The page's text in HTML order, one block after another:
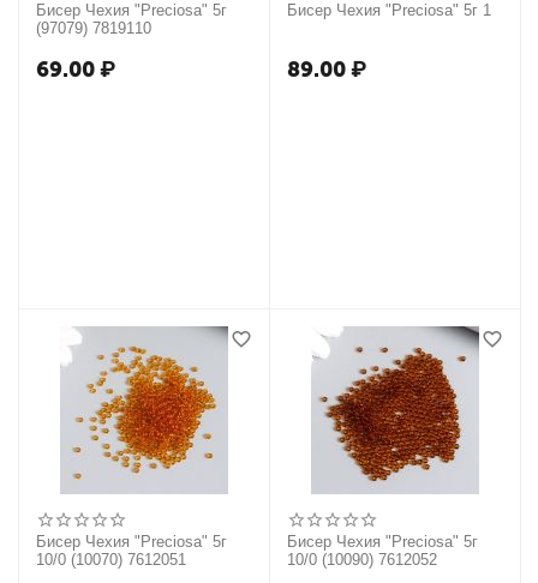
Бисер Чехия "Preciosa" 5г
(97079) 7819110
69.00₽
Бисер Чехия "Preciosa" 5г 1
89.00₽
Бисер Чехия "Preciosa" 5г
10/0 (10070) 7612051
Бисер Чехия "Preciosa" 5г
10/0 (10090) 7612052